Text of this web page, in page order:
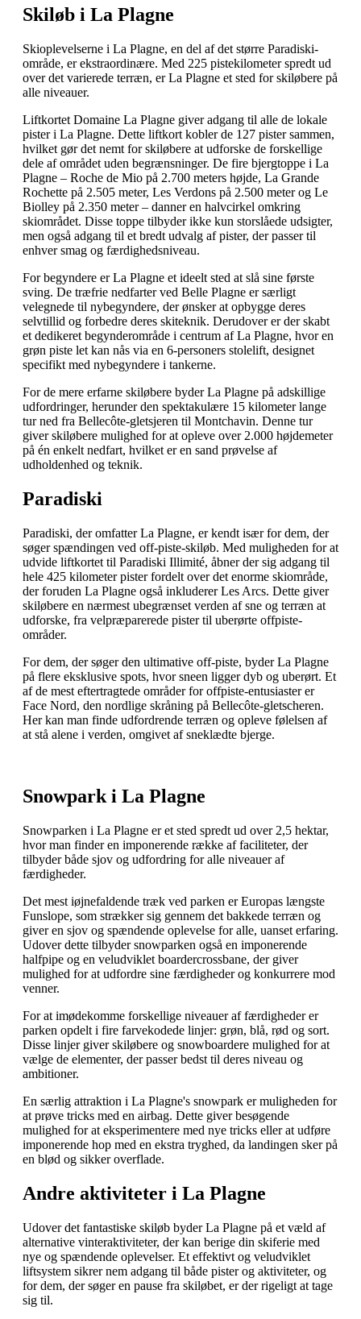
Skiløb i La Plagne
Skioplevelserne i La Plagne, en del af det større Paradiski-
område, er ekstraordinære. Med 225 pistekilometer spredt ud
over det varierede terræn, er La Plagne et sted for skiløbere på
alle niveauer.
Liftkortet Domaine La Plagne giver adgang til alle de lokale
pister i La Plagne. Dette liftkort kobler de 127 pister sammen,
hvilket gør det nemt for skiløbere at udforske de forskellige
dele af området uden begrænsninger. De fire bjergtoppe i La
Plagne – Roche de Mio på 2.700 meters højde, La Grande
Rochette på 2.505 meter, Les Verdons på 2.500 meter og Le
Biolley på 2.350 meter – danner en halvcirkel omkring
skiområdet. Disse toppe tilbyder ikke kun storslåede udsigter,
men også adgang til et bredt udvalg af pister, der passer til
enhver smag og færdighedsniveau.
For begyndere er La Plagne et ideelt sted at slå sine første
sving. De træfrie nedfarter ved Belle Plagne er særligt
velegnede til nybegyndere, der ønsker at opbygge deres
selvtillid og forbedre deres skiteknik. Derudover er der skabt
et dedikeret begynderområde i centrum af La Plagne, hvor en
grøn piste let kan nås via en 6-personers stolelift, designet
specifikt med nybegyndere i tankerne.
For de mere erfarne skiløbere byder La Plagne på adskillige
udfordringer, herunder den spektakulære 15 kilometer lange
tur ned fra Bellecôte-gletsjeren til Montchavin. Denne tur
giver skiløbere mulighed for at opleve over 2.000 højdemeter
på én enkelt nedfart, hvilket er en sand prøvelse af
udholdenhed og teknik.
Paradiski
Paradiski, der omfatter La Plagne, er kendt især for dem, der
søger spændingen ved off-piste-skiløb. Med muligheden for at
udvide liftkortet til Paradiski Illimité, åbner der sig adgang til
hele 425 kilometer pister fordelt over det enorme skiområde,
der foruden La Plagne også inkluderer Les Arcs. Dette giver
skiløbere en nærmest ubegrænset verden af sne og terræn at
udforske, fra velpræparerede pister til uberørte offpiste-
områder.
For dem, der søger den ultimative off-piste, byder La Plagne
på flere eksklusive spots, hvor sneen ligger dyb og uberørt. Et
af de mest eftertragtede områder for offpiste-entusiaster er
Face Nord, den nordlige skråning på Bellecôte-gletscheren.
Her kan man finde udfordrende terræn og opleve følelsen af
at stå alene i verden, omgivet af sneklædte bjerge.
Snowpark i La Plagne
Snowparken i La Plagne er et sted spredt ud over 2,5 hektar,
hvor man finder en imponerende række af faciliteter, der
tilbyder både sjov og udfordring for alle niveauer af
færdigheder.
Det mest iøjnefaldende træk ved parken er Europas længste
Funslope, som strækker sig gennem det bakkede terræn og
giver en sjov og spændende oplevelse for alle, uanset erfaring.
Udover dette tilbyder snowparken også en imponerende
halfpipe og en veludviklet boardercrossbane, der giver
mulighed for at udfordre sine færdigheder og konkurrere mod
venner.
For at imødekomme forskellige niveauer af færdigheder er
parken opdelt i fire farvekodede linjer: grøn, blå, rød og sort.
Disse linjer giver skiløbere og snowboardere mulighed for at
vælge de elementer, der passer bedst til deres niveau og
ambitioner.
En særlig attraktion i La Plagne's snowpark er muligheden for
at prøve tricks med en airbag. Dette giver besøgende
mulighed for at eksperimentere med nye tricks eller at udføre
imponerende hop med en ekstra tryghed, da landingen sker på
en blød og sikker overflade.
Andre aktiviteter i La Plagne
Udover det fantastiske skiløb byder La Plagne på et væld af
alternative vinteraktiviteter, der kan berige din skiferie med
nye og spændende oplevelser. Et effektivt og veludviklet
liftsystem sikrer nem adgang til både pister og aktiviteter, og
for dem, der søger en pause fra skiløbet, er der rigeligt at tage
sig til.